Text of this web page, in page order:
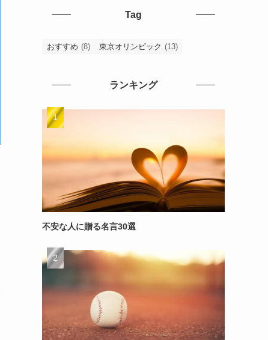
Tag
おすすめ (8) 東京オリンピック (13)
ランキング
不安な人に贈る名言30選